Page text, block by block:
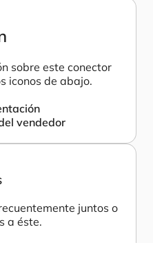
sobre este conector
iconos de abajo.
vendedor
juntos o
a éste.